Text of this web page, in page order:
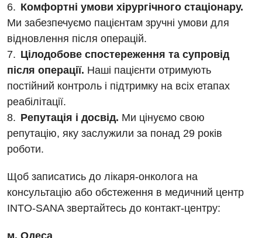
Комфортні умови хірургічного стаціонару.
Ми забезпечуємо пацієнтам зручні умови для
відновлення після операцій.
Цілодобове спостереження та супровід
після операції. Наші пацієнти отримують
постійний контроль і підтримку на всіх етапах
реабілітації.
Репутація і досвід. Ми цінуємо свою
репутацію, яку заслужили за понад 29 років
роботи.
Щоб записатись до лікаря-онколога на
консультацію або обстеження в медичний центр
INTO-SANA звертайтесь до контакт-центру:
м. Одеса